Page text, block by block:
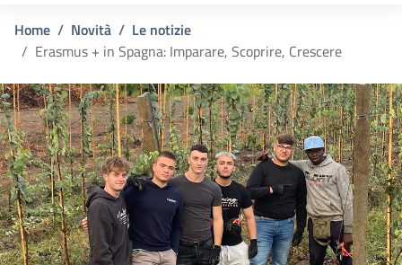
Home Novità
Le notizie
Erasmus + in Spagna: Imparare, Scoprire, Crescere